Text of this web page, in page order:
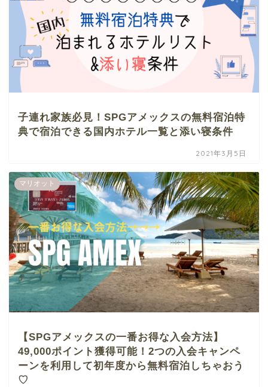
子連れ家族必見！SPGアメックスの無料宿泊特
典で宿泊できる国内ホテル一覧と添い寝条件
2021年3月5日
マリオット
【SPGアメックスの一番お得な入会方法】
49,000ポイント獲得可能！2つの入会キャンペ
ーンを利用して初年度から無料宿泊しちゃおう
♡